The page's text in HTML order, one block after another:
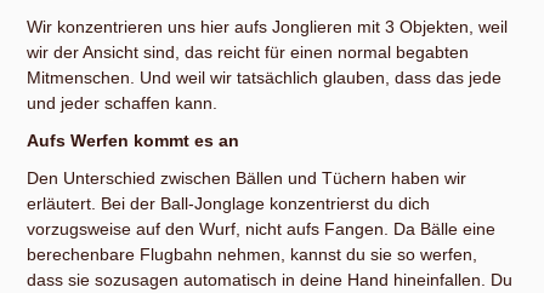
Wir konzentrieren uns hier aufs Jonglieren mit 3 Objekten, weil
wir der Ansicht sind, das reicht für einen normal begabten
Mitmenschen. Und weil wir tatsächlich glauben, dass das jede
und jeder schaffen kann.
Aufs Werfen kommt es an
Den Unterschied zwischen Bällen und Tüchern haben wir
erläutert. Bei der Ball-Jonglage konzentrierst du dich
vorzugsweise auf den Wurf, nicht aufs Fangen. Da Bälle eine
berechenbare Flugbahn nehmen, kannst du sie so werfen,
dass sie sozusagen automatisch in deine Hand hineinfallen. Du